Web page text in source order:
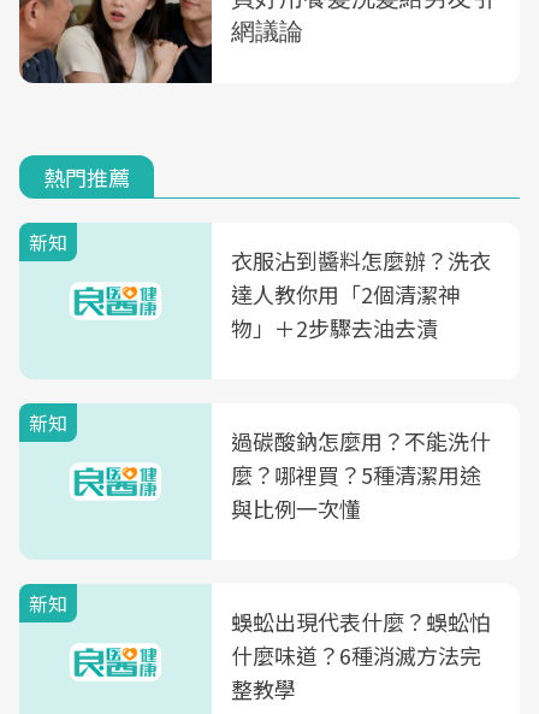
熱門推薦
新知
衣服沾到醬料怎麼辦？洗衣
達人教你用「2個清潔神
物」＋2步驟去油去漬
新知
過碳酸鈉怎麼用？不能洗什
麼？哪裡買？5種清潔用途
與比例一次懂
新知
蜈蚣出現代表什麼？蜈蚣怕
什麼味道？6種消滅方法完
整教學